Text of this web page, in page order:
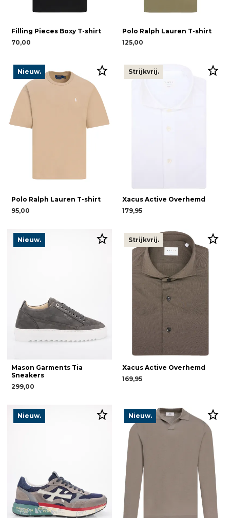
Filling Pieces Boxy T-shirt
70,00
Polo Ralph Lauren T-shirt
125,00
Nieuw.
Polo Ralph Lauren T-shirt
95,00
Strijkvrij.
Xacus Active Overhemd
179,95
Nieuw.
Mason Garments Tia
Sneakers
299,00
Strijkvrij.
Xacus Active Overhemd
169,95
Nieuw. Nieuw.